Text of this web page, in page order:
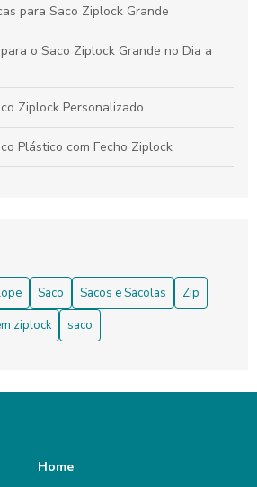
para Saco Ziplock Grande
o Saco Ziplock Grande no Dia a
Ziplock Personalizado
Plástico com Fecho Ziplock
utilizar os sacos ziplock no seu dia a
Saco Sacos e Sacolas
Zip
ziplock saco
Home